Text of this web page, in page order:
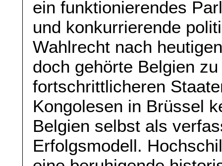
ein funktionierendes
und konkurrierende
Wahlrecht nach
doch gehörte Belgien
fortschrittlicheren
Kongolesen in Brüssel
Belgien selbst als
Erfolgsmodell.